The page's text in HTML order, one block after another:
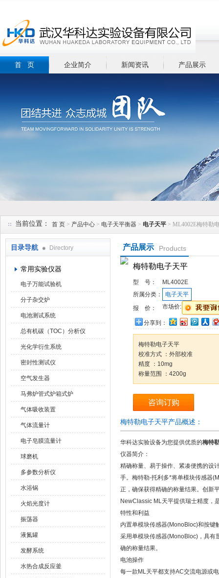
首 页 企业简介 新闻资讯 产品展示
当前位置： 首 页 > 产品中心 > 电子天平衡器 > 电子天平 > ML4002E梅特勒
目录导航 Directory
常用实验仪器
电子万能试验机
分子杂交炉
电池测试系统
总有机碳（TOC）分析仪
光化学衍生系统
密封性测试仪
空气发生器
马弗炉管式炉箱式炉
气体吸收装置
气体流量计
电子皂膜流量计
球磨机
多参数分析仪
水浴锅
火焰光度计
振荡器
液氮罐
发酵系统
水热合成反应釜
产品展示 Products
梅特勒电子天平
型 号：
ML4002E
所属分类：
电子天平
报 价：
市场价:
分享到：
梅特勒电子天平
校准方式 ：外部校准
精度 ：10mg
称量范围 ：4200g
咨询订购
梅特勒电子天平产品概述：
华科达实验设备为您提供优质的梅特
仪器简介：
精确称量、易于操作、紧凑便携的设
手。梅特勒-托利多*将单模块传感器
正，确保获得精确的称量结果。创新
NewClassic ML天平提供瑞士精度，
特性和利益
内置单模块传感器(MonoBloc)和按键
采用单模块传感器(MonoBloc)，具有
确的称量结果。
电池操作
每一款ML天平都支持AC交流电源或